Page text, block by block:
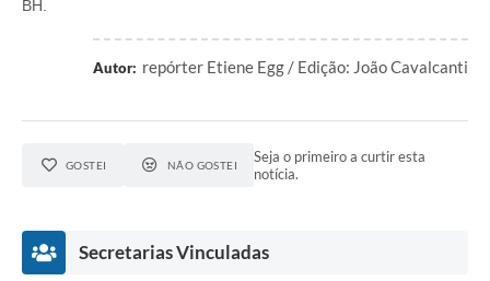
BH.
Autor: repórter Etiene Egg / Edição: João Cavalcanti
GOSTEI NÃO GOSTEI
Seja o primeiro a curtir esta
notícia.
Secretarias Vinculadas